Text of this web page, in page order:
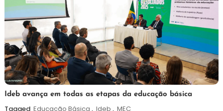
6
de
Maurilio
Ideb avança em todas as etapas da educação básica
Tagged Educação Básica , Ideb , MEC